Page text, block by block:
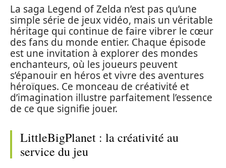
La saga Legend of Zelda n’est pas qu’une
simple série de jeux vidéo, mais un véritable
héritage qui continue de faire vibrer le cœur
des fans du monde entier. Chaque épisode
est une invitation à explorer des mondes
enchanteurs, où les joueurs peuvent
s’épanouir en héros et vivre des aventures
héroïques. Ce monceau de créativité et
d’imagination illustre parfaitement l’essence
de ce que signifie jouer.
LittleBigPlanet : la créativité au
service du jeu